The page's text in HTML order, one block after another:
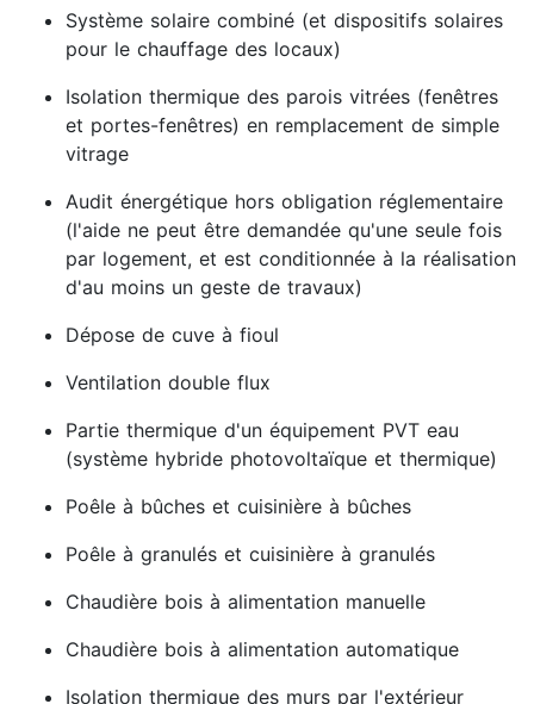
Système solaire combiné (et dispositifs solaires
pour le chauffage des locaux)
Isolation thermique des parois vitrées (fenêtres
et portes-fenêtres) en remplacement de simple
vitrage
Audit énergétique hors obligation réglementaire
(l'aide ne peut être demandée qu'une seule fois
par logement, et est conditionnée à la réalisation
d'au moins un geste de travaux)
Dépose de cuve à fioul
Ventilation double flux
Partie thermique d'un équipement PVT eau
(système hybride photovoltaïque et thermique)
Poêle à bûches et cuisinière à bûches
Poêle à granulés et cuisinière à granulés
Chaudière bois à alimentation manuelle
Chaudière bois à alimentation automatique
Isolation thermique des murs par l'extérieur